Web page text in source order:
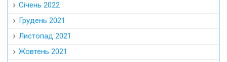
Січень 2022
Грудень 2021
Листопад 2021
Жовтень 2021